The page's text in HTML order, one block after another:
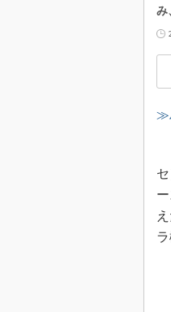
み
≫